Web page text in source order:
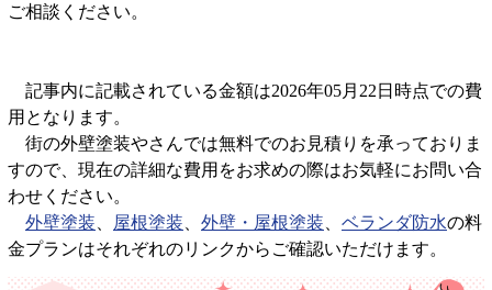
ご相談ください。
記事内に記載されている金額は2026年05月22日時点での費
用となります。
街の外壁塗装やさんでは無料でのお見積りを承っておりま
すので、現在の詳細な費用をお求めの際はお気軽にお問い合
わせください。
外壁塗装
屋根塗装 外壁・屋根塗装 ベランダ防水の料
金プランはそれぞれのリンクからご確認いただけます。